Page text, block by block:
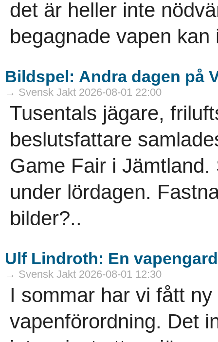
det är heller inte
­begagnade vapen
Bildspel: Andra dagen på
→ Svensk Jakt 2026-08-01 22:00
Tusentals jägare,
beslutsfattare
Game Fair i
under lördagen.
bilder?..
Ulf Lindroth: En
→ Svensk Jakt 2026-08-01 12:30
I sommar har vi fått
vapenförordning. Det